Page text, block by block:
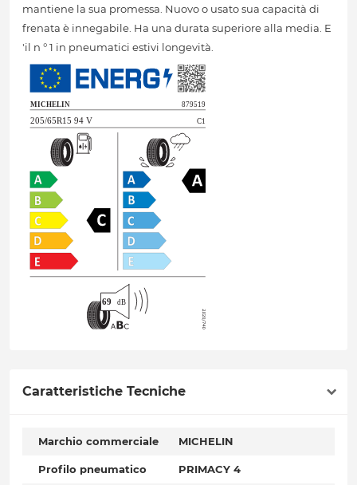
mantiene la sua promessa. Nuovo o usato sua capacità di
frenata è innegabile. Ha una durata superiore alla media. E
'il n ° 1 in pneumatici estivi longevità.
Caratteristiche Tecniche
Marchio commerciale MICHELIN
Profilo pneumatico PRIMACY 4